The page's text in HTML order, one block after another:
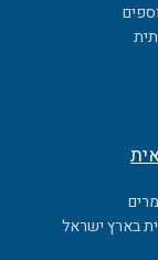
בארץ ישראל